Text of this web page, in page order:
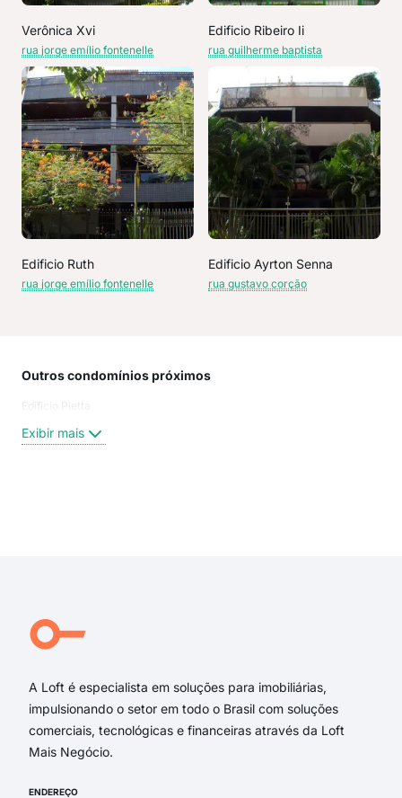
Verônica Xvi
rua jorge emílio fontenelle
Edificio Ribeiro Ii
rua guilherme baptista
Edificio Ruth
rua jorge emílio fontenelle
Edificio Ayrton Senna
rua gustavo corção
Outros condomínios próximos
Edificio Pietta
Exibir mais
A Loft é especialista em soluções para imobiliárias,
impulsionando o setor em todo o Brasil com soluções
comerciais, tecnológicas e financeiras através da Loft
Mais Negócio.
ENDEREÇO